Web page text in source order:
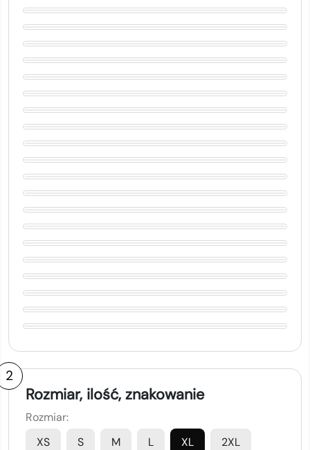
2
Rozmiar, ilość, znakowanie
Rozmiar:
XS
S M L XL 2XL